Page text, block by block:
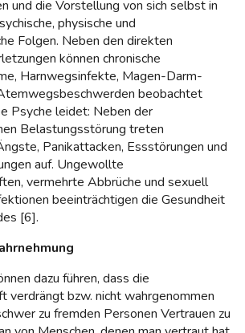
und die Vorstellung von sich selbst in
physische und
Folgen. Neben den direkten
können chronische
Harnwegsinfekte, Magen-Darm-
beobachtet
Psyche leidet: Neben der
Belastungsstörung treten
Panikattacken, Essstörungen und
auf. Ungewollte
vermehrte Abbrüche und sexuell
beeinträchtigen die Gesundheit
[6].
dazu führen, dass die
verdrängt bzw. nicht wahrgenommen
zu fremden Personen Vertrauen zu